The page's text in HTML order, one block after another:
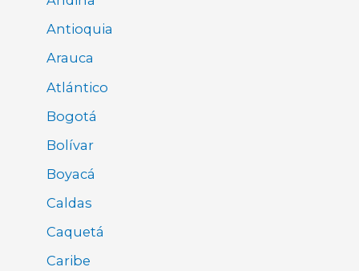
Antioquia
Arauca
Atlántico
Bogotá
Bolívar
Boyacá
Caldas
Caquetá
Caribe